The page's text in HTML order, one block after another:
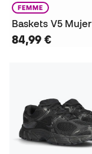
FEMME
Baskets V5 Mujer
84,99 €